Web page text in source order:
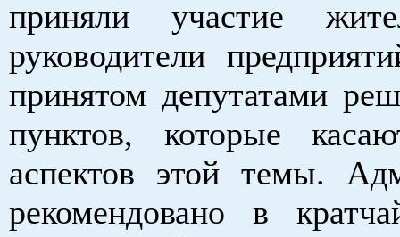
приняли участие
руководители
принятом депутатами
пунктов, которые
аспектов этой темы.
рекомендовано в